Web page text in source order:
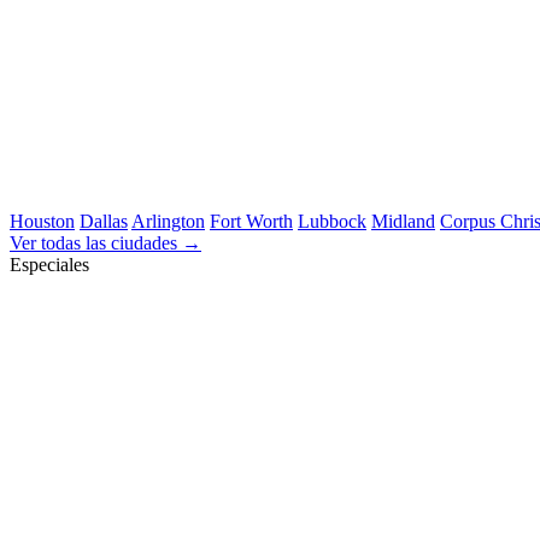
Houston Dallas Arlington Fort Worth Lubbock Midland Corpus
Ver todas las ciudades →
Especiales